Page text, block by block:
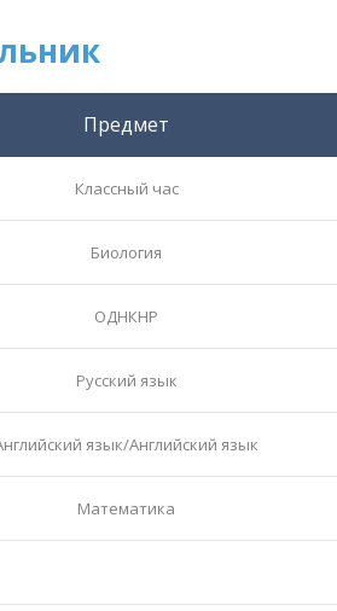
Предмет
Классный час
Биология
ОДНКНР
Русский язык
язык/Английский язык
Математика